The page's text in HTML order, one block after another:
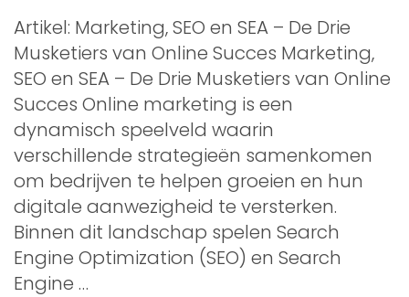
Artikel: Marketing, SEO en SEA – De Drie
Musketiers van Online Succes Marketing,
SEO en SEA – De Drie Musketiers van Online
Succes Online marketing is een
dynamisch speelveld waarin
verschillende strategieën samenkomen
om bedrijven te helpen groeien en hun
digitale aanwezigheid te versterken.
Binnen dit landschap spelen Search
Engine Optimization (SEO) en Search
Engine …